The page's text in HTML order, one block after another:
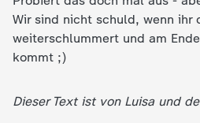
Wir sind nicht schuld, wenn ihr
weiterschlummert und am
kommt ;)
Dieser Text ist von Luisa und